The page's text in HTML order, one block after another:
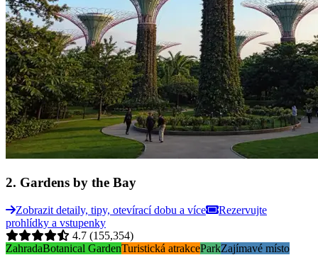
2. Gardens by the Bay
Zobrazit detaily, tipy, otevírací dobu a více
Rezervujte
prohlídky a vstupenky
4.7 (155,354)
ZahradaBotanical GardenTuristická atrakceParkZajímavé místo